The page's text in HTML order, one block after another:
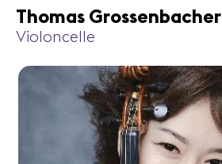
Thomas Grossenbacher
Violoncelle